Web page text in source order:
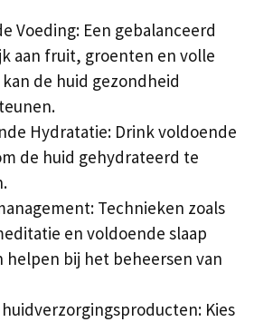
Voeding: Een gebalanceerd
aan fruit, groenten en volle
de huid gezondheid
Hydratatie: Drink voldoende
de huid gehydrateerd te
Technieken zoals
en voldoende slaap
helpen bij het beheersen van
Kies